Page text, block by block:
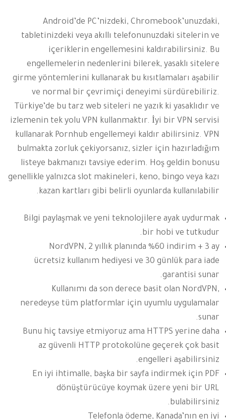
Android’de PC’nizdeki, Chromebook’unuzdaki,
tabletinizdeki veya akıllı telefonunuzdaki sitelerin ve
içeriklerin engellemesini kaldırabilirsiniz. Bu
engellemelerin nedenlerini bilerek, yasaklı sitelere
girme yöntemlerini kullanarak bu kısıtlamaları aşabilir
ve normal bir çevrimiçi deneyimi sürdürebiliriz.
Türkiye’de bu tarz web siteleri ne yazık ki yasaklıdır ve
izlemenin tek yolu VPN kullanmaktır. İyi bir VPN servisi
kullanarak Pornhub engellemeyi kaldır abilirsiniz. VPN
bulmakta zorluk çekiyorsanız, sizler için hazırladığım
listeye bakmanızı tavsiye ederim. Hoş geldin bonusu
genellikle yalnızca slot makineleri, keno, bingo veya kazı
kazan kartları gibi belirli oyunlarda kullanılabilir.
Bilgi paylaşmak ve yeni teknolojilere ayak uydurmak
bir hobi ve tutkudur.
NordVPN, 2 yıllık planında %60 indirim + 3 ay
ücretsiz kullanım hediyesi ve 30 günlük para iade
garantisi sunar.
Kullanımı da son derece basit olan NordVPN,
neredeyse tüm platformlar için uyumlu uygulamalar
sunar.
Bunu hiç tavsiye etmiyoruz ama HTTPS yerine daha
az güvenli HTTP protokolüne geçerek çok basit
engelleri aşabilirsiniz.
En iyi ihtimalle, başka bir sayfa indirmek için PDF
dönüştürücüye koymak üzere yeni bir URL
bulabilirsiniz.
Telefonla ödeme, Kanada’nın en iyi